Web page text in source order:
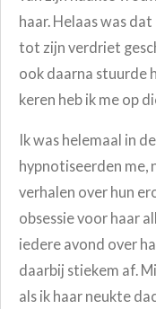
haar. Helaas was
tot zijn verdriet
ook daarna stuurde
keren heb ik me op
Ik was helemaal in
hypnotiseerden me,
verhalen over hun
obsessie voor haar
iedere avond over
daarbij stiekem af.
als ik haar neukte